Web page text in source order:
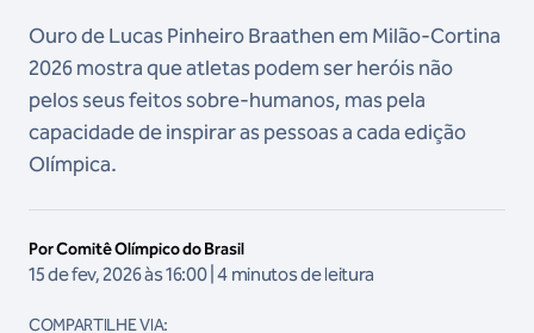
Ouro de Lucas Pinheiro Braathen em Milão-Cortina
2026 mostra que atletas podem ser heróis não
pelos seus feitos sobre-humanos, mas pela
capacidade de inspirar as pessoas a cada edição
Olímpica.
Por Comitê Olímpico do Brasil
15 de fev, 2026 às 16:00 | 4 minutos de leitura
COMPARTILHE VIA: